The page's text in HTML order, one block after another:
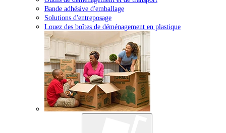
Bande adhésive d'emballage
Solutions d'entreposage
Louez des boîtes de déménagement en plastique